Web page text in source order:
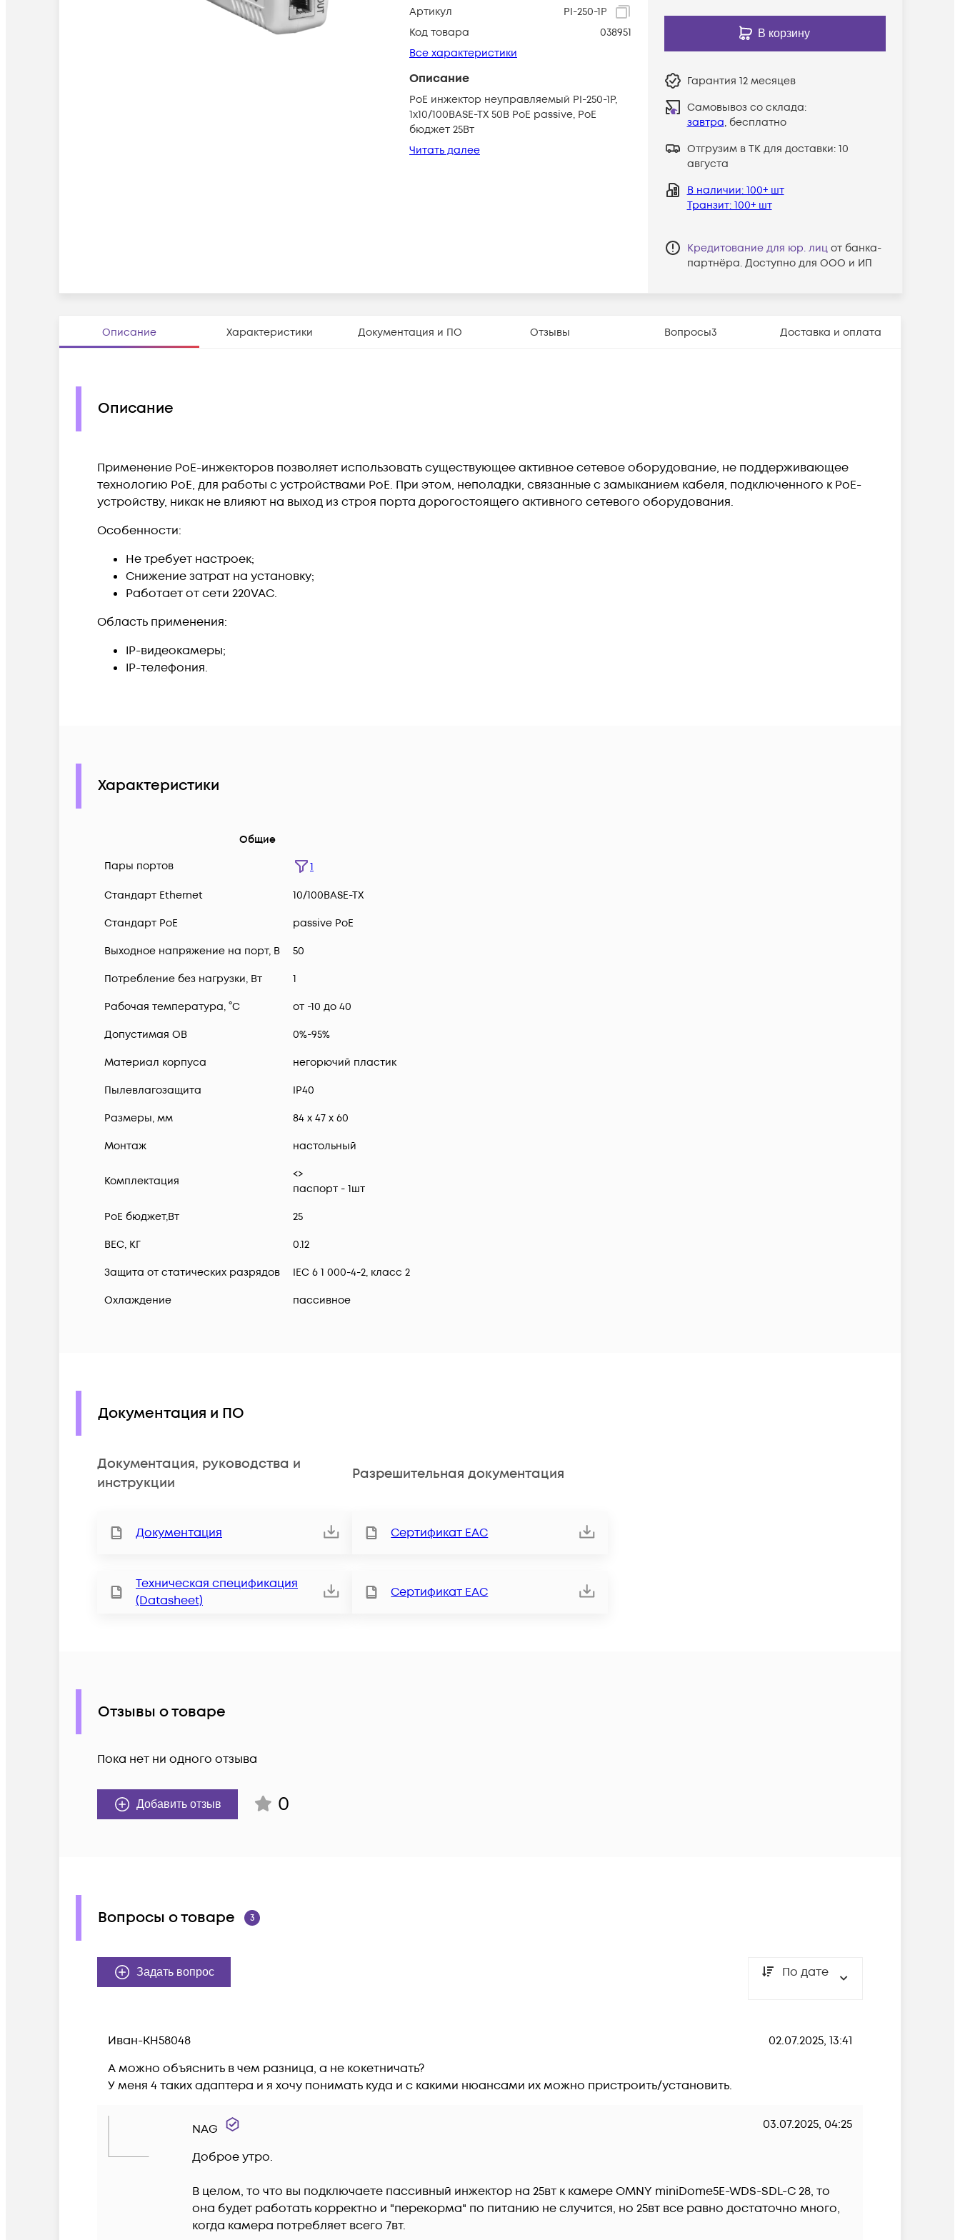
Артикул
PI-250-1P
Код товара
038951
Все характеристики
Описание
PoE инжектор неуправляемый PI-250-1P,
1x10/100BASE-TX 50В PoE passive, PoE
бюджет 25Вт
Читать далее
В корзину
Гарантия 12 месяцев
Самовывоз со склада:
завтра, бесплатно
Отгрузим в ТК для доставки: 10
августа
В наличии: 100+ шт
Транзит: 100+ шт
Кредитование для юр. лиц от банка-
партнёра. Доступно для ООО и ИП
Описание Характеристики Документация и ПО Отзывы Вопросы3 Доставка и оплата
Описание
Применение PoE-инжекторов позволяет использовать существующее активное сетевое оборудование, не поддерживающее
технологию PoE, для работы с устройствами PoE. При этом, неполадки, связанные с замыканием кабеля, подключенного к PoE-
устройству, никак не влияют на выход из строя порта дорогостоящего активного сетевого оборудования.
Особенности:
Не требует настроек;
Снижение затрат на установку;
Работает от сети 220VAC.
Область применения:
IP-видеокамеры;
IP-телефония.
Характеристики
Общие
Пары портов
1
Стандарт Ethernet 10/100BASE-TX
Стандарт PoE passive PoE
Выходное напряжение на порт, В 50
Потребление без нагрузки, Вт 1
Рабочая температура, °C от -10 до 40
Допустимая ОВ 0%-95%
Материал корпуса негорючий пластик
Пылевлагозащита IP40
Размеры, мм 84 x 47 x 60
Монтаж настольный
Комплектация
<>
паспорт - 1шт
PoE бюджет,Вт 25
ВЕС, КГ 0.12
Защита от статических разрядов IEC 6 1 000-4-2, класс 2
Охлаждение пассивное
Документация и ПО
Документация, руководства и
инструкции
Документация
Техническая спецификация
(Datasheet)
Разрешительная документация
Сертификат ЕАС
Сертификат ЕАС
Отзывы о товаре
Пока нет ни одного отзыва
Добавить отзыв 0
Вопросы о товаре 3
Задать вопрос По дате
Иван-KH58048
02.07.2025, 13:41
А можно объяснить в чем разница, а не кокетничать?
У меня 4 таких адаптера и я хочу понимать куда и с какими нюансами их можно пристроить/установить.
NAG 03.07.2025, 04:25
Доброе утро.
В целом, то что вы подключаете пассивный инжектор на 25вт к камере OMNY miniDome5E-WDS-SDL-C 28, то
она будет работать корректно и "перекорма" по питанию не случится, но 25вт все равно достаточно много,
когда камера потребляет всего 7вт.